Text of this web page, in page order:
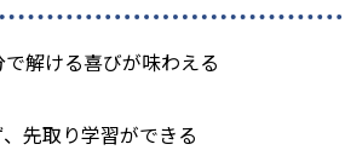
解ける喜びが味わえる
先取り学習ができる